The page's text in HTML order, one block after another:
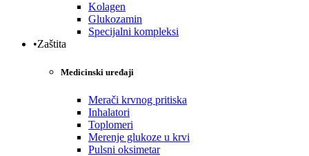
Kolagen
Glukozamin
Specijalni kompleksi
•Zaštita
Medicinski uređaji
Merači krvnog pritiska
Inhalatori
Toplomeri
Merenje glukoze u krvi
Pulsni oksimetar